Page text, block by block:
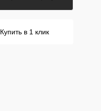
Купить в 1 клик